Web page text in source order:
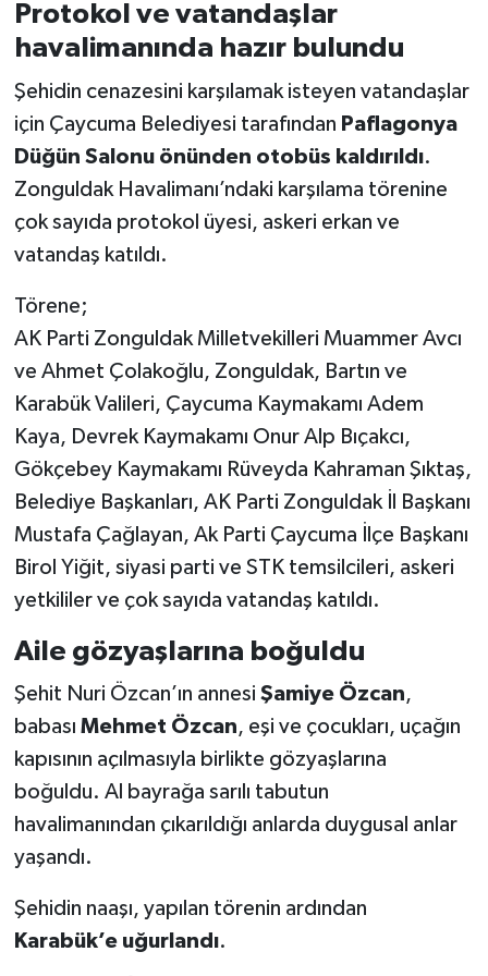
Protokol ve vatandaşlar
havalimanında hazır bulundu
Şehidin cenazesini karşılamak isteyen vatandaşlar
için Çaycuma Belediyesi tarafından Paflagonya
Düğün Salonu önünden otobüs kaldırıldı.
Zonguldak Havalimanı’ndaki karşılama törenine
çok sayıda protokol üyesi, askeri erkan ve
vatandaş katıldı.
Törene;
AK Parti Zonguldak Milletvekilleri Muammer Avcı
ve Ahmet Çolakoğlu, Zonguldak, Bartın ve
Karabük Valileri, Çaycuma Kaymakamı Adem
Kaya, Devrek Kaymakamı Onur Alp Bıçakcı,
Gökçebey Kaymakamı Rüveyda Kahraman Şıktaş,
Belediye Başkanları, AK Parti Zonguldak İl Başkanı
Mustafa Çağlayan, Ak Parti Çaycuma İlçe Başkanı
Birol Yiğit, siyasi parti ve STK temsilcileri, askeri
yetkililer ve çok sayıda vatandaş katıldı.
Aile gözyaşlarına boğuldu
Şehit Nuri Özcan’ın annesi Şamiye Özcan,
babası Mehmet Özcan, eşi ve çocukları, uçağın
kapısının açılmasıyla birlikte gözyaşlarına
boğuldu. Al bayrağa sarılı tabutun
havalimanından çıkarıldığı anlarda duygusal anlar
yaşandı.
Şehidin naaşı, yapılan törenin ardından
Karabük’e uğurlandı.